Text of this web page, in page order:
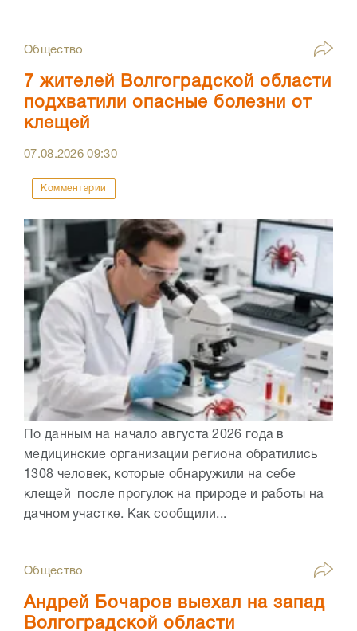
Общество
7 жителей Волгоградской области
подхватили опасные болезни от
клещей
07.08.202609:30
Комментарии
По данным на начало августа 2026 года в
медицинские организации региона обратились
1308 человек, которые обнаружили на себе
клещей после прогулок на природе и работы на
дачном участке. Как сообщили...
Общество
Андрей Бочаров выехал на запад
Волгоградской области